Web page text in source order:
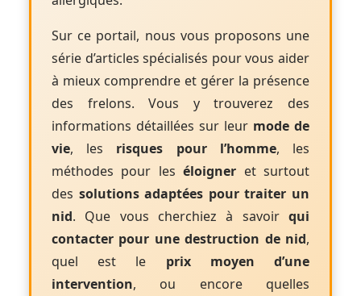
Sur ce portail, nous vous proposons une
série d’articles spécialisés pour vous aider
à mieux comprendre et gérer la présence
des frelons. Vous y trouverez des
informations détaillées sur leur mode de
vie, les risques pour l’homme, les
méthodes pour leséloigner et surtout
des solutions adaptées pour traiter un
nid. Que vous cherchiez à savoir qui
contacter pour une destruction de nid,
quel est le prix moyen d’une
intervention, ou encore quelles